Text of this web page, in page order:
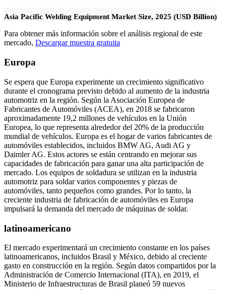
Asia Pacific Welding Equipment Market Size, 2025 (USD Billion)
Para obtener más información sobre el análisis regional de este
mercado, Descargar muestra gratuita
Europa
Se espera que Europa experimente un crecimiento significativo
durante el cronograma previsto debido al aumento de la industria
automotriz en la región. Según la Asociación Europea de
Fabricantes de Automóviles (ACEA), en 2018 se fabricaron
aproximadamente 19,2 millones de vehículos en la Unión
Europea, lo que representa alrededor del 20% de la producción
mundial de vehículos. Europa es el hogar de varios fabricantes de
automóviles establecidos, incluidos BMW AG, Audi AG y
Daimler AG. Estos actores se están centrando en mejorar sus
capacidades de fabricación para ganar una alta participación de
mercado. Los equipos de soldadura se utilizan en la industria
automotriz para soldar varios componentes y piezas de
automóviles, tanto pequeños como grandes. Por lo tanto, la
creciente industria de fabricación de automóviles en Europa
impulsará la demanda del mercado de máquinas de soldar.
latinoamericano
El mercado experimentará un crecimiento constante en los países
latinoamericanos, incluidos Brasil y México, debido al creciente
gasto en construcción en la región. Según datos compartidos por la
Administración de Comercio Internacional (ITA), en 2019, el
Ministerio de Infraestructuras de Brasil planeó 59 nuevos